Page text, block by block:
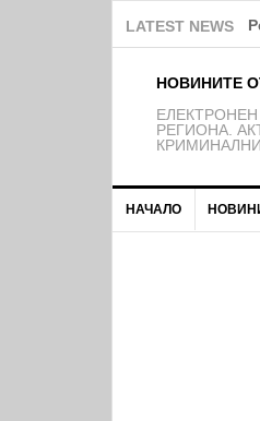
LATEST NEWS
НОВИНИТЕ
РЕГИОНА.
НАЧАЛО